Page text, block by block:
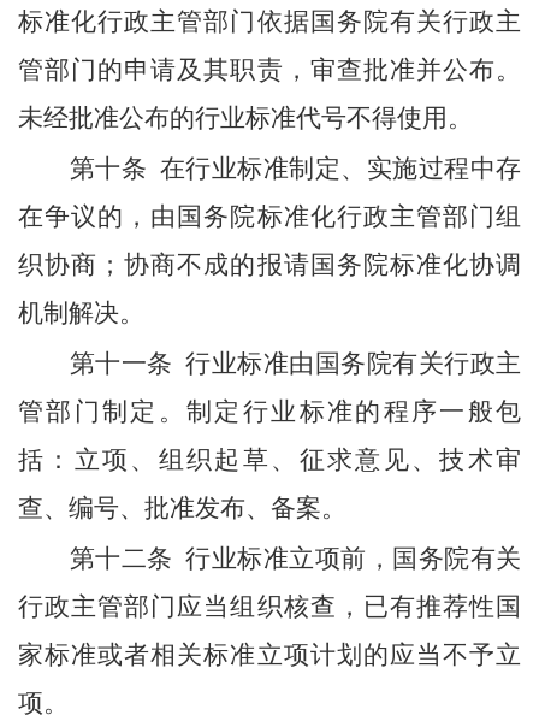
标准化行政主管部门依据国务院有关行政主
管部门的申请及其职责，审查批准并公布。
未经批准公布的行业标准代号不得使用。
第十条 在行业标准制定、实施过程中存
在争议的，由国务院标准化行政主管部门组
织协商；协商不成的报请国务院标准化协调
机制解决。
第十一条 行业标准由国务院有关行政主
管部门制定。制定行业标准的程序一般包
括：立项、组织起草、征求意见、技术审
查、编号、批准发布、备案。
第十二条 行业标准立项前，国务院有关
行政主管部门应当组织核查，已有推荐性国
家标准或者相关标准立项计划的应当不予立
项。